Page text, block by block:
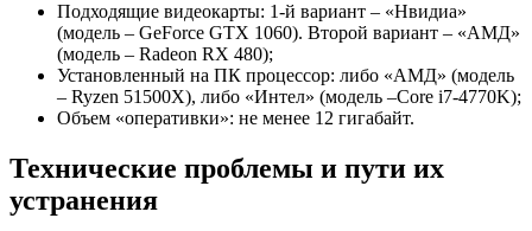
Подходящие видеокарты: 1-й вариант – «Нвидиа»
(модель – GeForce GTX 1060). Второй вариант – «АМД»
(модель – Radeon RX 480);
Установленный на ПК процессор: либо «АМД» (модель
– Ryzen 51500X), либо «Интел» (модель –Core i7-4770K);
Объем «оперативки»: не менее 12 гигабайт.
Технические проблемы и пути их
устранения